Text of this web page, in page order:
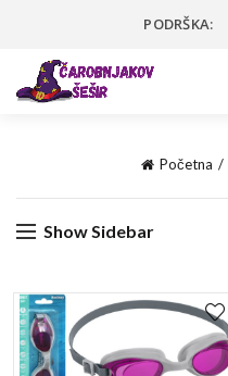
PODRŠKA:
Početna
Show Sidebar